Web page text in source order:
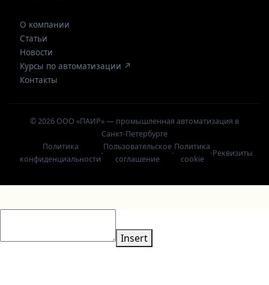
О компании
Статьи
Новости
Курсы по автоматизации ↗
Контакты
© 2026 ООО «ПАИР» — промышленная автоматизация в
Санкт-Петербурге
Политика
конфиденциальности
·
Пользовательское
соглашение
·
Политика
cookie
·Реквизиты
Insert